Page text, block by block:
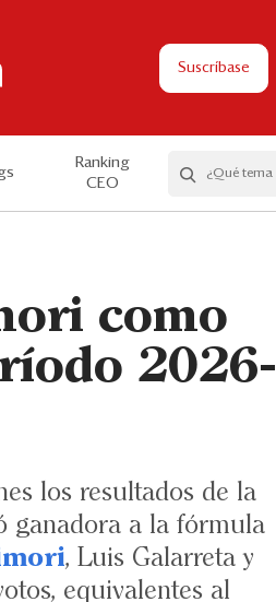
Suscríbase
Ranking
CEO
como
2026-
los resultados de la
ganadora a la fórmula
, Luis Galarreta y
equivalentes al